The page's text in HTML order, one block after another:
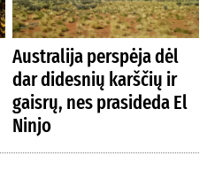
Australija perspėja dėl
dar didesnių karščių ir
gaisrų, nes prasideda El
Ninjo